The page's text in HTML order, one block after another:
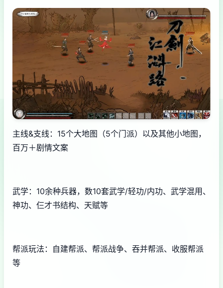
主线&支线：15个大地图（5个门派）以及其他小地图，
百万＋剧情文案
武学：10余种兵器，数10套武学/轻功/内功、武学混用、
神功、仨才书结构、天赋等
帮派玩法：自建帮派、帮派战争、吞并帮派、收服帮派
等